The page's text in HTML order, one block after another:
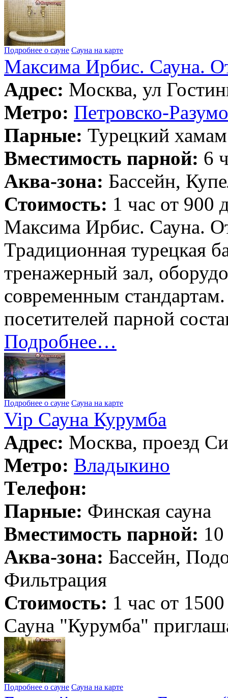
Подробнее о сауне Сауна на карте
Максима Ирбис. Сауна.
Адрес: Москва, ул
Метро: Петровско-
Парные: Турецкий хамам
Вместимость парной: 6
Аква-зона: Бассейн,
Стоимость: 1 час от 900
Максима Ирбис. Сауна.
Традиционная турецкая
тренажерный зал,
современным
посетителей парной
Подробнее…
Подробнее о сауне Сауна на карте
Vip Сауна Курумба
Адрес: Москва, проезд
Метро: Владыкино
Телефон:
Парные: Финская сауна
Вместимость парной:
Аква-зона: Бассейн,
Фильтрация
Стоимость: 1 час от
Сауна "Курумба"
Подробнее о сауне Сауна на карте